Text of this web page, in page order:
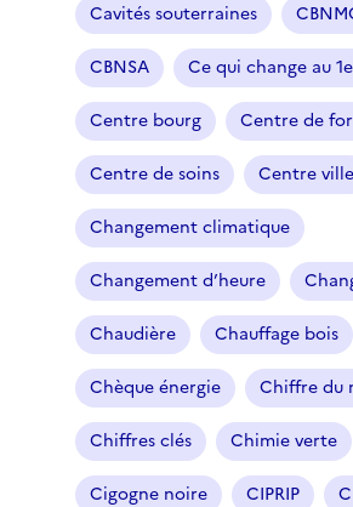
Cavités souterraines
CBNSA Ce qui change au
Centre bourg Centre de
Centre de soins Centre ville
Changement climatique
Changement d’heure
Chaudière Chauffage bois
Chèque énergie Chiffre du
Chiffres clés Chimie verte
Cigogne noire CIPRIP